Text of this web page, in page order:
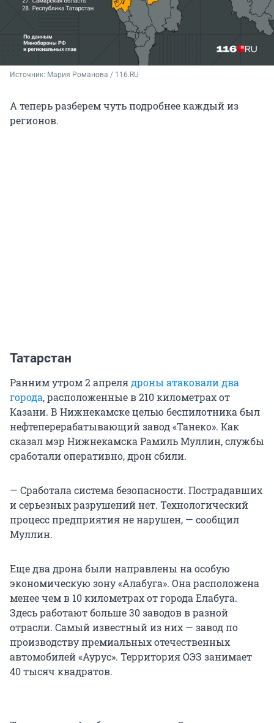
Источник: Мария Романова / 116.RU
А теперь разберем чуть подробнее каждый из
регионов.
Татарстан
Ранним утром 2 апрелядроны атаковали два
города, расположенные в 210 километрах от
Казани. В Нижнекамске целью беспилотника был
нефтеперерабатывающий завод «Танеко». Как
сказал мэр Нижнекамска Рамиль Муллин, службы
сработали оперативно, дрон сбили.
— Сработала система безопасности. Пострадавших
и серьезных разрушений нет. Технологический
процесс предприятия не нарушен, — сообщил
Муллин.
Еще два дрона были направлены на особую
экономическую зону «Алабуга». Она расположена
менее чем в 10 километрах от города Елабуга.
Здесь работают больше 30 заводов в разной
отрасли. Самый известный из них — завод по
производству премиальных отечественных
автомобилей «Аурус». Территория ОЭЗ занимает
40 тысяч квадратов.